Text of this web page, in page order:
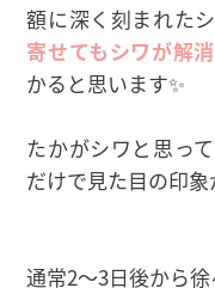
額に深く刻まれたシ
寄せてもシワが解
かると思います✨
たかがシワと思っ
だけで見た目の印
通常2〜3日後から徐